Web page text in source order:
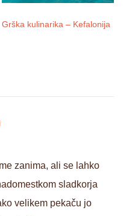
Grška kulinarika – Kefalonija
zanima, ali se lahko
sladkorja
velikem pekaču jo